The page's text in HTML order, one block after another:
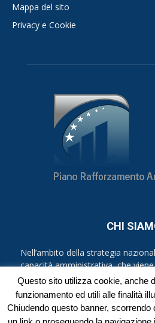
Mappa del sito
Privacy e Cookie
CHI
Nell’ambito della strategia
capacità amministrativa, che
partenariato per l’Italia 2014-
amministrativo (PRA),
evidenziate nel Position Paper
Commissione
Questo sito utilizza cookie, anche
funzionamento ed utili alle finalità
Chiudendo questo banner,